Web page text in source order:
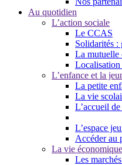
Au quotidien
L’action sociale
Le CCAS
Solidarités :
La mutuelle
Localisation
L’enfance et la
La petite
La vie
L’accueil
L’espace
Accéder au
La vie économique
Les